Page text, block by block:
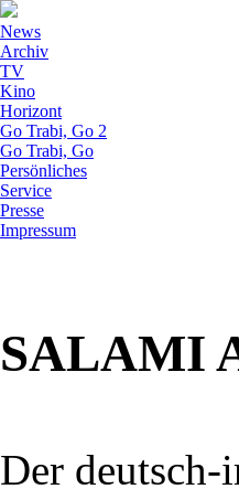
News
Archiv
TV
Kino
Horizont
Go Trabi, Go 2
Go Trabi, Go
Persönliches
Service
Presse
Impressum
SALAMI
Der